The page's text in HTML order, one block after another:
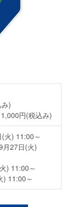
)
円(税込み)
火) 11:00～
月27日(火)
) 11:00～
) 11:00～